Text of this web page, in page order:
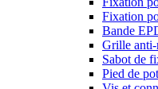
Fixation
Bande
Grille anti-
Sabot de
Pied de